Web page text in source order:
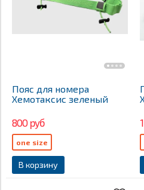
Пояс для номера
Хемотаксис зеленый
800 руб
В корзину
one size